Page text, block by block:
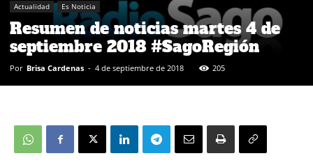
Actualidad Es Noticia
Resumen de noticias martes 4 de
septiembre 2018 #SagoRegión
Por Brisa Cardenas - 4 de septiembre de 2018 205